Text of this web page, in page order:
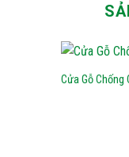
Cửa Gỗ Chống